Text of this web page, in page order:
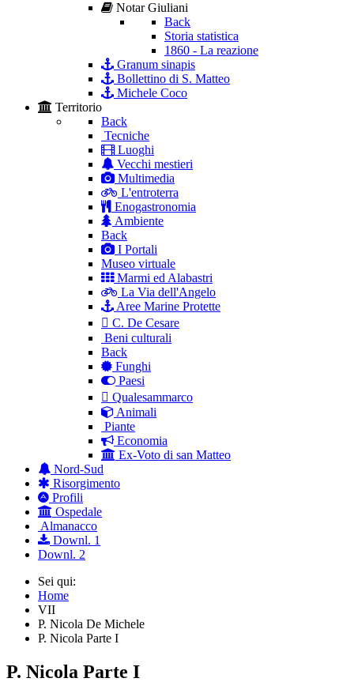
Notar Giuliani
Back
Storia statistica
1860 - La reazione
Granum sinapis
Bollettino di S. Matteo
Michele Coco
Territorio
Back
Tecniche
Luoghi
Vecchi mestieri
Multimedia
L'entroterra
Enogastronomia
Ambiente
Back
I Portali
Museo virtuale
Marmi ed Alabastri
La Via dell'Angelo
Aree Marine Protette
C. De Cesare
Beni culturali
Back
Funghi
Paesi
Qualesammarco
Animali
Piante
Economia
Ex-Voto di san Matteo
Nord-Sud
Risorgimento
Profili
Ospedale
Almanacco
Downl. 1
Downl. 2
Sei qui:
Home
VII
P. Nicola De Michele
P. Nicola Parte I
P. Nicola Parte I